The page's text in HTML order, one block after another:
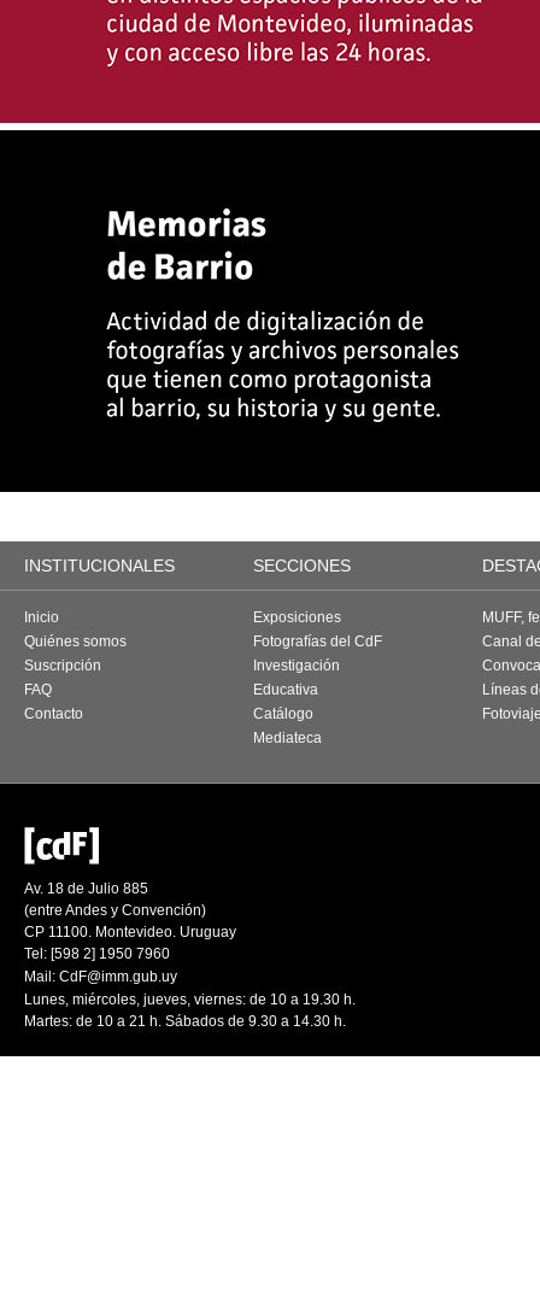
INSTITUCIONALES SECCIONES
Inicio
Quiénes somos
Suscripción
FAQ
Contacto
Exposiciones
Fotografías del CdF
Investigación
Educativa
Catálogo
Mediateca
MUFF,
Canal
Líneas
Av. 18 de Julio 885
(entre Andes y Convención)
CP 11100. Montevideo. Uruguay
Tel: [598 2] 1950 7960
Mail: CdF@imm.gub.uy
Lunes, miércoles, jueves, viernes: de 10 a 19.30 h.
Martes: de 10 a 21 h. Sábados de 9.30 a 14.30 h.